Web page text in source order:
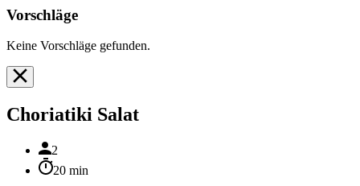
Vorschläge
Keine Vorschläge gefunden.
Choriatiki Salat
2
20 min